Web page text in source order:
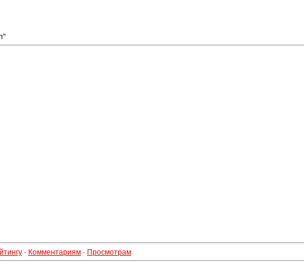
· Комментариям · Просмотрам